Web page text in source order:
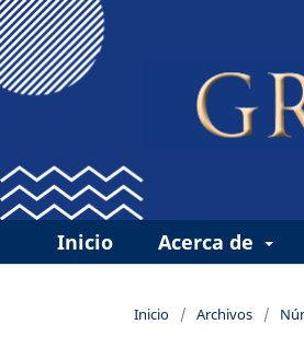
Inicio Acerca de
Inicio / Archivos /